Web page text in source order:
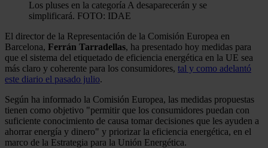
Los pluses en la categoría A desaparecerán y se
simplificará. FOTO: IDAE
El director de la Representación de la Comisión Europea en
Barcelona, Ferrán Tarradellas, ha presentado hoy medidas para
que el sistema del etiquetado de eficiencia energética en la UE sea
más claro y coherente para los consumidores, tal y como adelantó
este diario el pasado julio.
Según ha informado la Comisión Europea, las medidas propuestas
tienen como objetivo "permitir que los consumidores puedan con
suficiente conocimiento de causa tomar decisiones que les ayuden a
ahorrar energía y dinero" y priorizar la eficiencia energética, en el
marco de la Estrategia para la Unión Energética.